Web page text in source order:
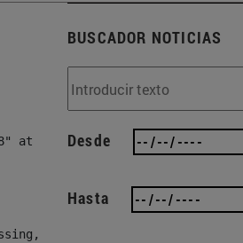
at line 78, column 82]
specify a default value
BUSCADOR NOTICIAS
Desde
Hasta